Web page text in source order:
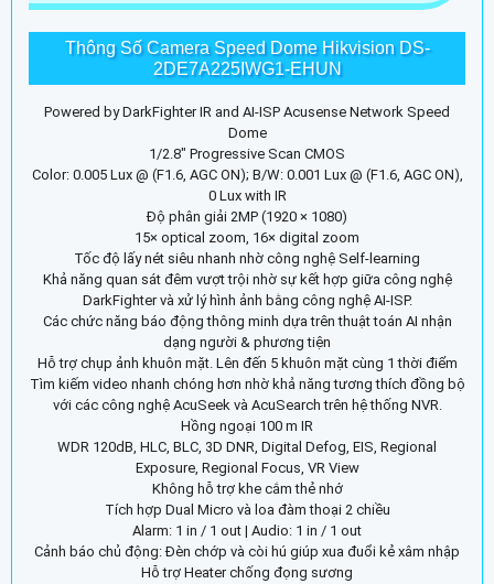
Thông Số Camera Speed Dome Hikvision DS-
2DE7A225IWG1-EHUN
Powered by DarkFighter IR and AI-ISP Acusense Network Speed
Dome
1/2.8" Progressive Scan CMOS
Color: 0.005 Lux @ (F1.6, AGC ON); B/W: 0.001 Lux @ (F1.6, AGC ON),
0 Lux with IR
Độ phân giải 2MP (1920 × 1080)
15× optical zoom, 16× digital zoom
Tốc độ lấy nét siêu nhanh nhờ công nghệ Self-learning
Khả năng quan sát đêm vượt trội nhờ sự kết hợp giữa công nghệ
DarkFighter và xử lý hình ảnh bằng công nghệ AI-ISP.
Các chức năng báo động thông minh dựa trên thuật toán AI nhận
dạng người & phương tiện
Hỗ trợ chụp ảnh khuôn mặt. Lên đến 5 khuôn mặt cùng 1 thời điểm
Tìm kiếm video nhanh chóng hơn nhờ khả năng tương thích đồng bộ
với các công nghệ AcuSeek và AcuSearch trên hệ thống NVR.
Hồng ngoại 100 m IR
WDR 120dB, HLC, BLC, 3D DNR, Digital Defog, EIS, Regional
Exposure, Regional Focus, VR View
Không hỗ trợ khe cắm thẻ nhớ
Tích hợp Dual Micro và loa đàm thoại 2 chiều
Alarm: 1 in / 1 out | Audio: 1 in / 1 out
Cảnh báo chủ động: Đèn chớp và còi hú giúp xua đuổi kẻ xâm nhập
Hỗ trợ Heater chống đọng sương